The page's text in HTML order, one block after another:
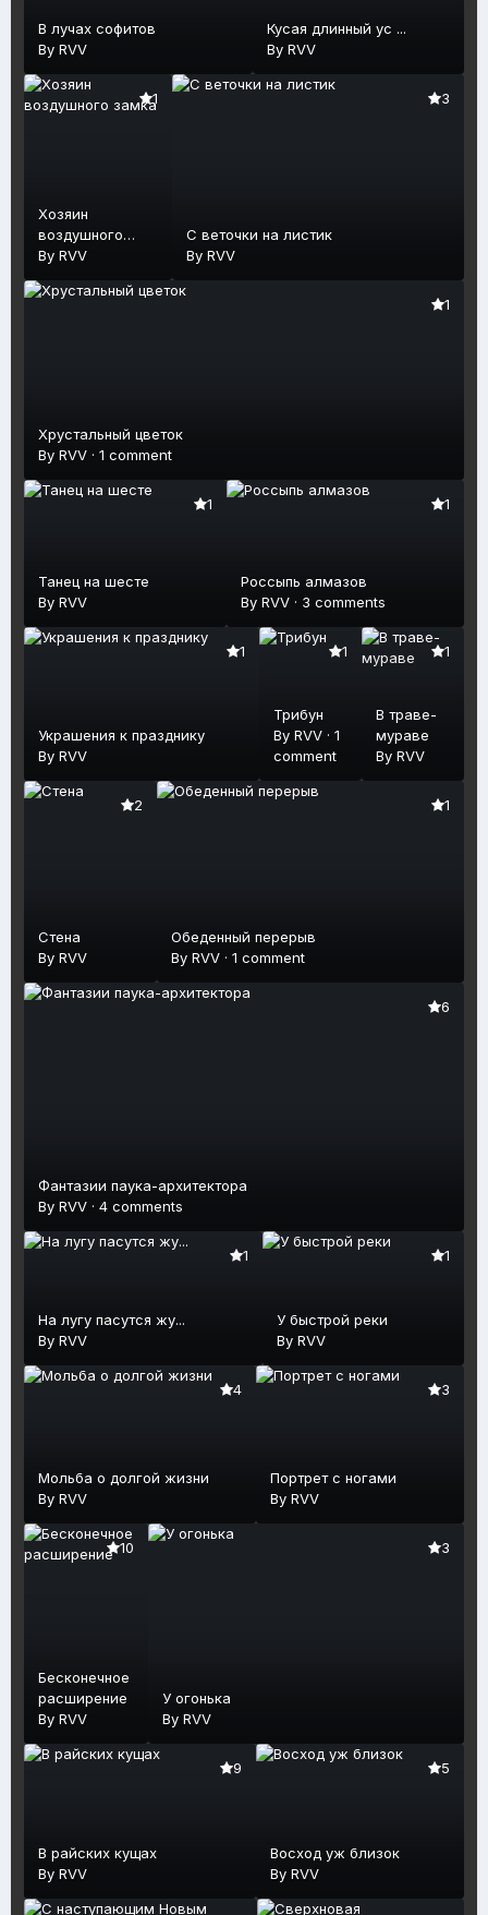
В лучах софитов
By RVV
Кусая длинный ус ...
By RVV
1
Хозяин
воздушного
замка
By RVV
3
С веточки на листик
By RVV
1
Хрустальный цветок
By RVV · 1 comment
1
Танец на шесте
By RVV
1
Россыпь алмазов
ByRVV · 3 comments
1
Украшения к празднику
By RVV
1
Трибун
By RVV· 1
comment
1
В траве-
мураве
By RVV
2
Стена
By RVV
1
Обеденный перерыв
ByRVV ·1 comment
6
Фантазии паука-архитектора
By RVV · 4 comments
1
На лугу пасутся жу...
By RVV
1
У быстрой реки
By RVV
4
Мольба о долгой жизни
By RVV
3
Портрет с ногами
ByRVV
10
Бесконечное
расширение
By RVV
3
У огонька
ByRVV
9
В райских кущах
By RVV
5
Восход уж близок
By RVV